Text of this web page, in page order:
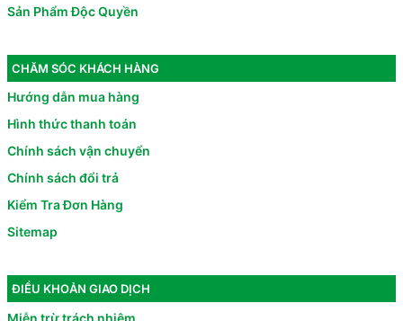
Sản Phẩm Độc Quyền
CHĂM SÓC KHÁCH HÀNG
Hướng dẫn mua hàng
Hình thức thanh toán
Chính sách vận chuyển
Chính sách đổi trả
Kiểm Tra Đơn Hàng
Sitemap
ĐIỀU KHOẢN GIAO DỊCH
Miễn trừ trách nhiệm